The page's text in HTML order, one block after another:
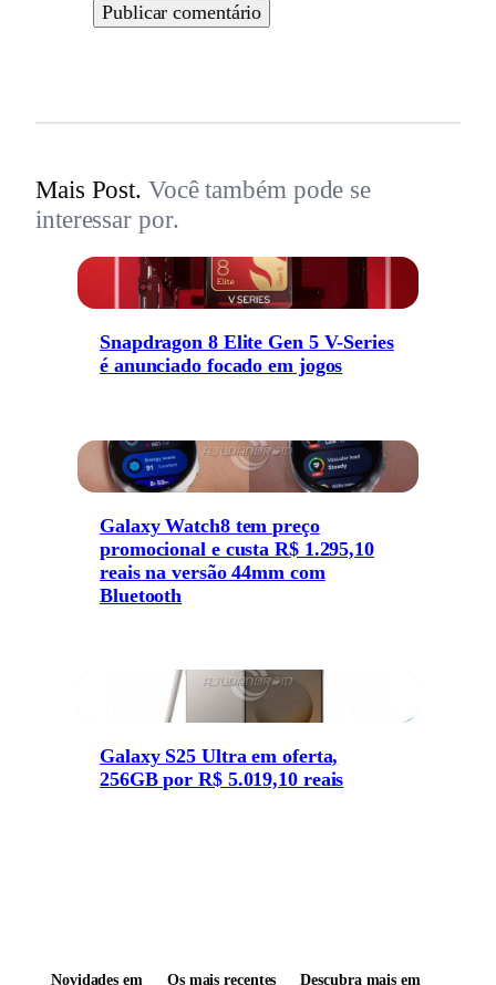
Mais Post. Você também pode se
interessar por.
Snapdragon 8 Elite Gen 5 V-Series
é anunciado focado em jogos
Galaxy Watch8 tem preço
promocional e custa R$ 1.295,10
reais na versão 44mm com
Bluetooth
Galaxy S25 Ultra em oferta,
256GB por R$ 5.019,10 reais
Novidades em Os mais recentes Descubra mais em